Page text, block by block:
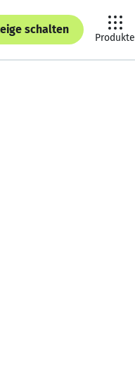
schalten
Produkte